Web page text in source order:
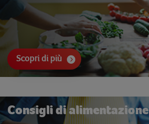
Scopri di più
Consigli di alimentazione